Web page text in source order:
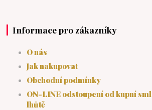
Informace pro zákazníky
O nás
Jak nakupovat
Obchodní podmínky
ON-LINE odstoupení od kupní
lhůtě